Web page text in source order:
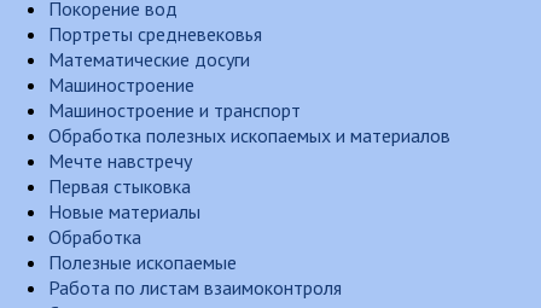
Покорение вод
Портреты средневековья
Математические досуги
Машиностроение
Машиностроение и транспорт
Обработка полезных ископаемых и материалов
Мечте навстречу
Первая стыковка
Новые материалы
Обработка
Полезные ископаемые
Работа по листам взаимоконтроля